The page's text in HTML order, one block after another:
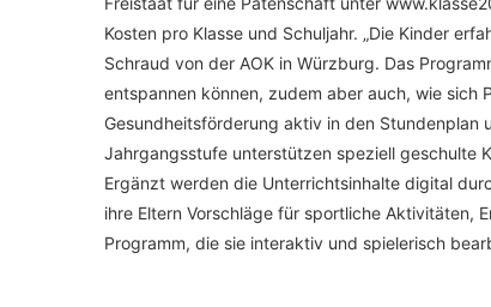
Kosten pro Klasse und Schuljahr. „Die Kinder
Schraud von der AOK in Würzburg. Das
entspannen können, zudem aber auch, wie sich
Gesundheitsförderung aktiv in den Stundenplan
Jahrgangsstufe unterstützen speziell geschulte
Ergänzt werden die Unterrichtsinhalte digital
ihre Eltern Vorschläge für sportliche Aktivitäten,
Programm, die sie interaktiv und spielerisch